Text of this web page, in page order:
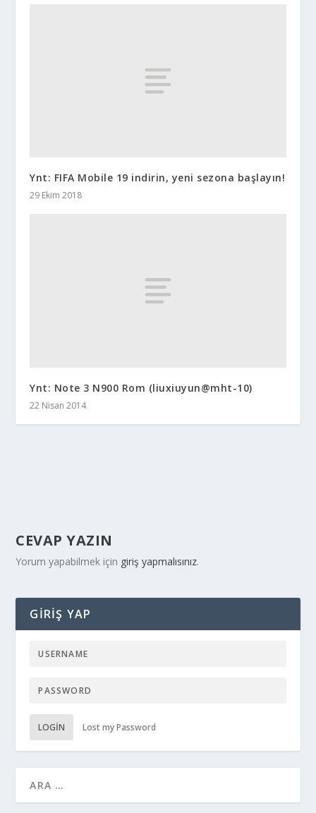
Ynt: FIFA Mobile 19 indirin, yeni sezona başlayın!
29 Ekim 2018
Ynt: Note 3 N900 Rom (liuxiuyun@mht-10)
22 Nisan 2014
CEVAP YAZIN
Yorum yapabilmek için giriş yapmalısınız.
GIRIŞ YAP
LOGIN Lost my Password